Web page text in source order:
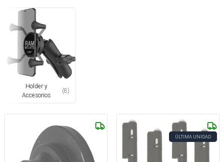
Holder y
Accesorios
(8)
ÚLTIMA UNIDAD